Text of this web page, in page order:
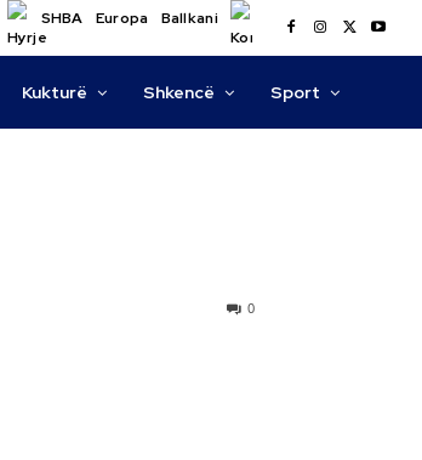
SHBA Europa Ballkani
Kukturë Shkencë Sport
0